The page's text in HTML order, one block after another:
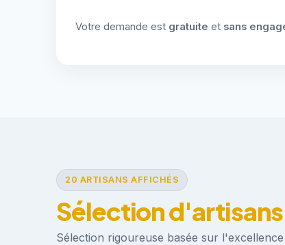
Votre demande est gratuite et sans
20 ARTISANS AFFICHÉS
Sélection
Sélection rigoureuse basée sur